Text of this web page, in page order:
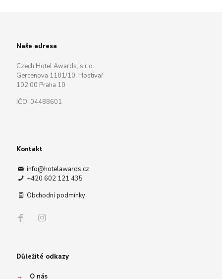
Naše adresa
Czech Hotel Awards, s.r.o.
Gercenova 1181/10, Hostivař
102 00 Praha 10
IČO: 04488601
Kontakt
info@hotelawards.cz
+420 602 121 435
Obchodní podmínky
Důležité odkazy
→
O nás